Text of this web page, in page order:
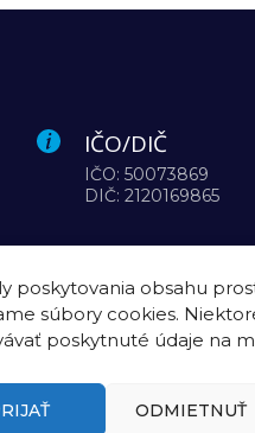
poskytovania obsahu
súbory cookies.
poskytnuté údaje na
ODMIETNUŤ
IČO/DIČ
IČO: 50073869
DIČ: 2120169865